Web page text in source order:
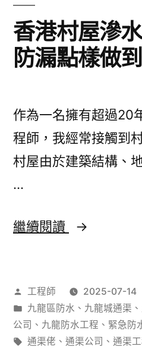
業
主
點
確
保
工
素？
香港村屋滲
防漏點樣做
作為一名擁有超過20
程師，我經常接觸到
村屋由於建築結構、
…
繼續閱讀
香
屋
滲
水
作
者：
工程師
2025-07-14
分
類：
九龍區防水 、 九龍城通渠 、
公司 、 九龍防水工程 、 緊急防
標
通渠佬 、 通渠公司 、 通渠